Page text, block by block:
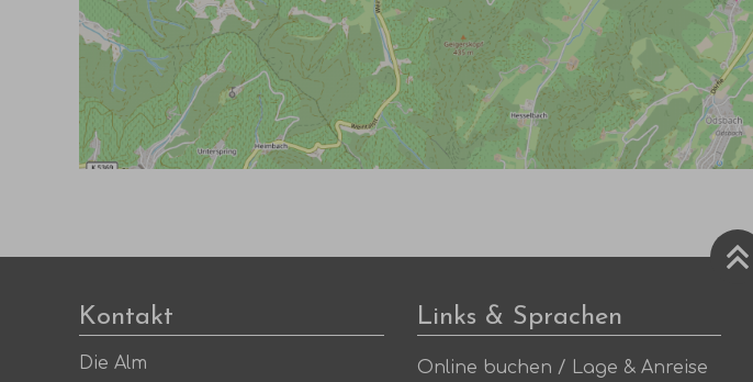
Kontakt
Die Alm
Links & Sprachen
Online buchen / Lage & Anreise